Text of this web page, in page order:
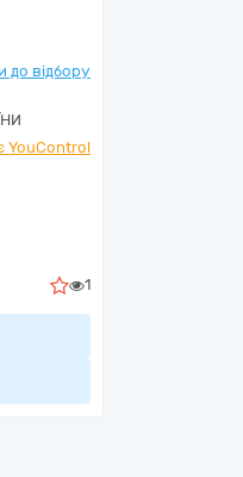
до відбору
YouControl
1